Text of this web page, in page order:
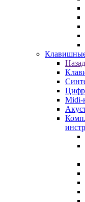
Назад
Midi-